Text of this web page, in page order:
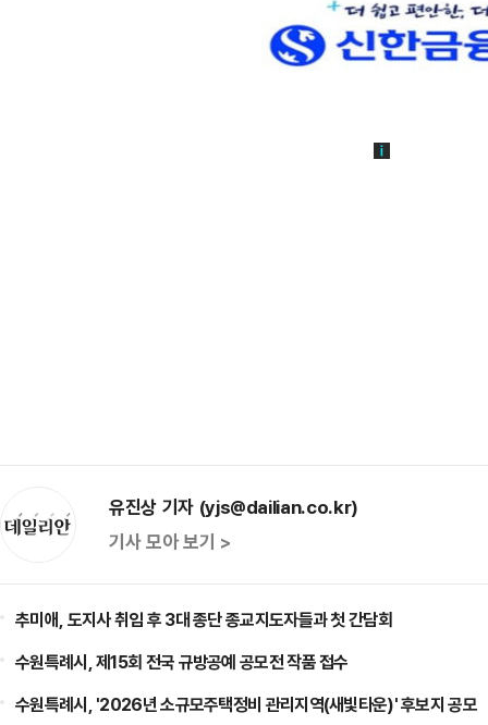
유진상 기자 (yjs@dailian.co.kr)
기사 모아 보기 >
추미애, 도지사 취임 후 3대 종단 종교지도자들과 첫 간담회
수원특례시, 제15회 전국 규방공예 공모전 작품 접수
수원특례시, '2026년 소규모주택정비 관리지역(새빛타운)' 후보지 공모